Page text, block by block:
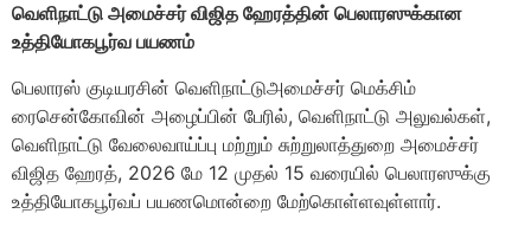
வெளிநாட்டு அமைச்சர் விஜித ஹேரத்தின் பெலாரஸுக்கான
உத்தியோகபூர்வ பயணம்
பெலாரஸ் குடியரசின் வெளிநாட்டுஅமைச்சர் மெக்சிம்
ரைசென்கோவின் அழைப்பின் பேரில், வெளிநாட்டு அலுவல்கள்,
வெளிநாட்டு வேலைவாய்ப்பு மற்றும் சுற்றுலாத்துறை அமைச்சர்
விஜித ஹேரத், 2026 மே 12 முதல் 15 வரையில் பெலாரஸுக்கு
உத்தியோகபூர்வப் பயணமொன்றை மேற்கொள்ளவுள்ளார்.